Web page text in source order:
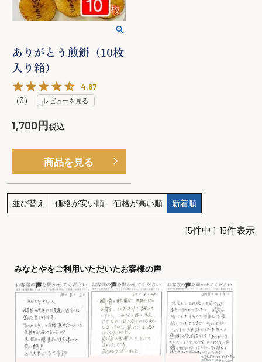
ありがとう煎餅（10枚
入り箱）
4.67
（3） レビューを見る
1,700 税込
商品を見る
並び替え 価格が安い順 価格が高い順 新着順
15件中 1-15件表示
みなとやをご利用いただいたお客様の声